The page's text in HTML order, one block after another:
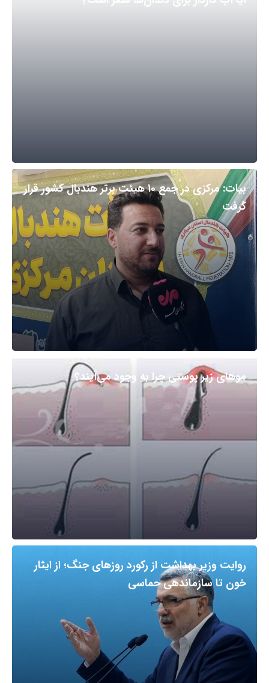
بیات: مرکزی در جمع ۱۰ هیئت برتر هندبال کشور قرار
گرفت
مو‌های زیر پوستی چرا به وجود می‌آیند؟
روایت وزیر بهداشت از رکورد روزهای جنگ؛ از ایثار
خون تا سازماندهی حماسی